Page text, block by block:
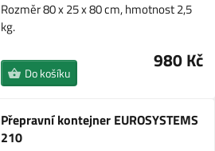
Rozměr 80 x 25 x 80 cm, hmotnost 2,5
kg.
980 Kč
Do košíku
Přepravní kontejner EUROSYSTEMS
210